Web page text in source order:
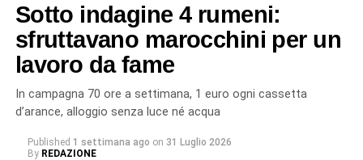
Sotto indagine 4 rumeni:
sfruttavano marocchini per un
lavoro da fame
In campagna 70 ore a settimana, 1 euro ogni cassetta
d’arance, alloggio senza luce né acqua
Published 1 settimana ago on 31 Luglio 2026
By REDAZIONE